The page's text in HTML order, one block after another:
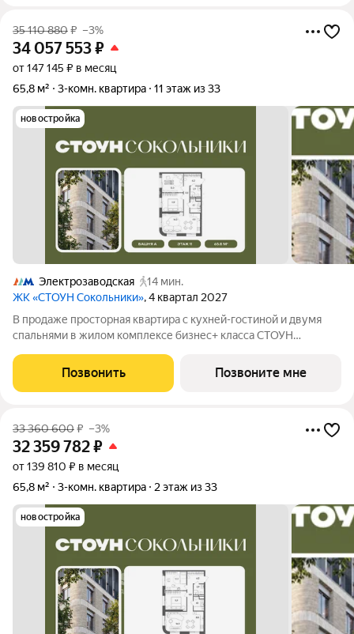
35 110 880₽ –3%
34 057 553₽
от 147 145 ₽ в месяц
65,8 м²
3-комн. квартира 11 этаж из 33
новостройка
Электрозаводская
14 мин.
ЖК «СТОУН Сокольники», 4 квартал 2027
В продаже просторная квартира с кухней-гостиной и двумя
спальнями в жилом комплексе бизнес+ класса СТОУН
только планируют пополнение, а также семьям, где малыш
уже подрастает. Проект расположен
Позвонить Позвоните мне
33 360 600₽ –3%
32 359 782₽
от 139 810 ₽ в месяц
65,8 м²
3-комн. квартира 2 этаж из 33
новостройка